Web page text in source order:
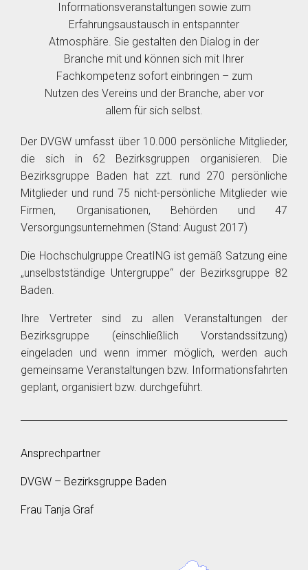
Informationsveranstaltungen sowie zum
Erfahrungsaustausch in entspannter
Atmosphäre. Sie gestalten den Dialog in der
Branche mit und können sich mit Ihrer
Fachkompetenz sofort einbringen – zum
Nutzen des Vereins und der Branche, aber vor
allem für sich selbst.
Der DVGW umfasst über 10.000 persönliche Mitglieder,
die sich in 62 Bezirksgruppen organisieren. Die
Bezirksgruppe Baden hat zzt. rund 270 persönliche
Mitglieder und rund 75 nicht-persönliche Mitglieder wie
Firmen, Organisationen, Behörden und 47
Versorgungsunternehmen (Stand: August 2017)
Die Hochschulgruppe CreatING ist gemäß Satzung eine
„unselbstständige Untergruppe“ der Bezirksgruppe 82
Baden.
Ihre Vertreter sind zu allen Veranstaltungen der
Bezirksgruppe (einschließlich Vorstandssitzung)
eingeladen und wenn immer möglich, werden auch
gemeinsame Veranstaltungen bzw. Informationsfahrten
geplant, organisiert bzw. durchgeführt.
Ansprechpartner
DVGW – Bezirksgruppe Baden
Frau Tanja Graf